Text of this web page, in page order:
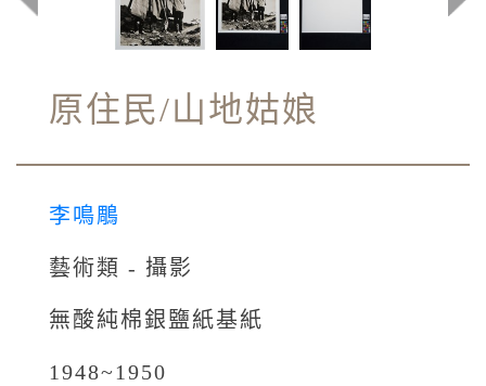
原住民/山地姑娘
李鳴鵰
藝術類 - 攝影
無酸純棉銀鹽紙基紙
1948~1950